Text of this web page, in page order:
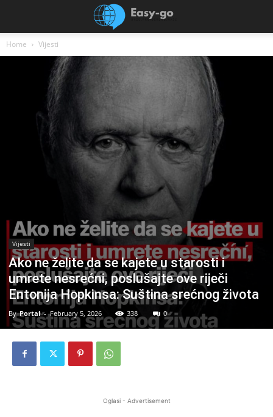
Home Vijesti
Vijesti
Ako ne želite da se kajete u starosti i
umrete nesrećni, poslušajte ove riječi
Entonija Hopkinsa: Suština srećnog života
By Portal - February 5, 2026 338 0
Oglasi - Advertisement